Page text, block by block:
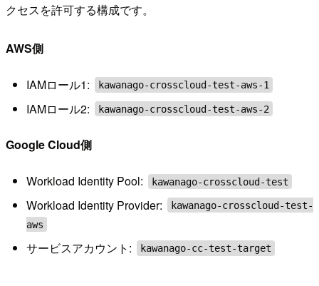
クセスを許可する構成です。
AWS側
IAMロール1: kawanago-crosscloud-test-aws-1
IAMロール2: kawanago-crosscloud-test-aws-2
Google Cloud側
Workload Identity Pool: kawanago-crosscloud-test
Workload Identity Provider:
kawanago-crosscloud-test-
aws
サービスアカウント: kawanago-cc-test-target